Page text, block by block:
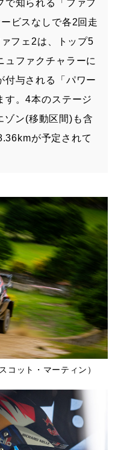
ビスなしで各2回走
フェ2は、トップ5
ュファクチャラーに
付与される「パワー
す。4本のステージ
ゾン(移動区間)も含
が予定されて
コット・マーティン）